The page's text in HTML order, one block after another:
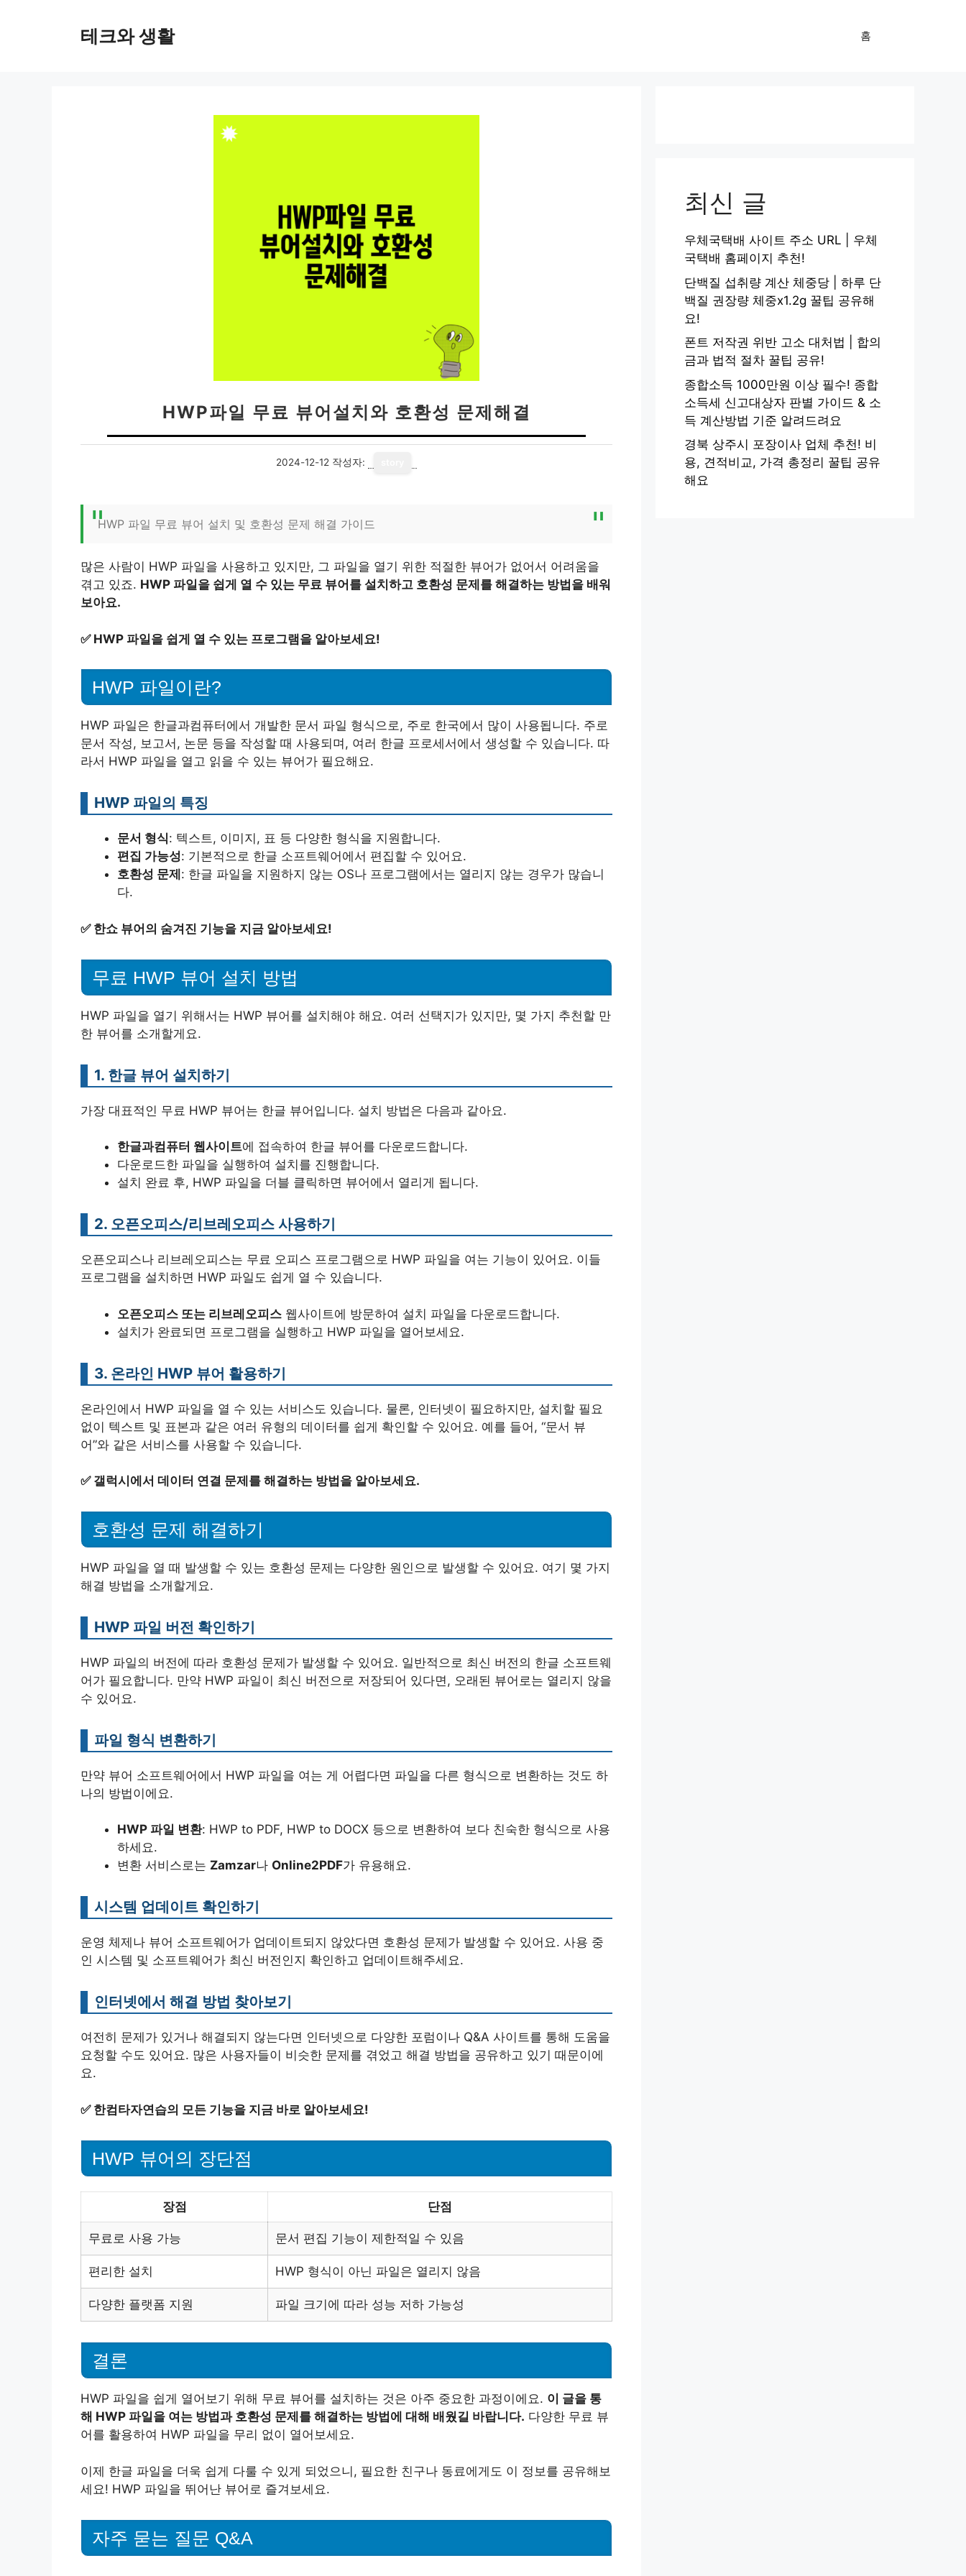
테크와 생활 홈
HWP파일 무료 뷰어설치와 호환성 문제해결
2024-12-12 작성자:
HWP 파일 무료 뷰어 설치 및 호환성 문제 해결 가이드
많은 사람이 HWP 파일을 사용하고 있지만, 그 파일을 열기 위한 적절한 뷰어가 없어서 어려움을
겪고 있죠. HWP 파일을 쉽게 열 수 있는 무료 뷰어를 설치하고 호환성 문제를 해결하는 방법을 배워
보아요.
✅ HWP 파일을 쉽게 열 수 있는 프로그램을 알아보세요!
HWP 파일이란?
HWP 파일은 한글과컴퓨터에서 개발한 문서 파일 형식으로, 주로 한국에서 많이 사용됩니다. 주로
문서 작성, 보고서, 논문 등을 작성할 때 사용되며, 여러 한글 프로세서에서 생성할 수 있습니다. 따
라서 HWP 파일을 열고 읽을 수 있는 뷰어가 필요해요.
HWP 파일의 특징
문서 형식: 텍스트, 이미지, 표 등 다양한 형식을 지원합니다.
편집 가능성: 기본적으로 한글 소프트웨어에서 편집할 수 있어요.
호환성 문제 : 한글 파일을 지원하지 않는 OS나 프로그램에서는 열리지 않는 경우가 많습니
다.
✅ 한쇼 뷰어의 숨겨진 기능을 지금 알아보세요!
무료 HWP 뷰어 설치 방법
HWP 파일을 열기 위해서는 HWP 뷰어를 설치해야 해요. 여러 선택지가 있지만, 몇 가지 추천할 만
한 뷰어를 소개할게요.
1. 한글 뷰어 설치하기
가장 대표적인 무료 HWP 뷰어는 한글 뷰어입니다. 설치 방법은 다음과 같아요.
한글과컴퓨터 웹사이트에 접속하여 한글 뷰어를 다운로드합니다.
다운로드한 파일을 실행하여 설치를 진행합니다.
설치 완료 후, HWP 파일을 더블 클릭하면 뷰어에서 열리게 됩니다.
2. 오픈오피스/리브레오피스 사용하기
오픈오피스나 리브레오피스는 무료 오피스 프로그램으로 HWP 파일을 여는 기능이 있어요. 이들
프로그램을 설치하면 HWP 파일도 쉽게 열 수 있습니다.
오픈오피스 또는 리브레오피스 웹사이트에 방문하여 설치 파일을 다운로드합니다.
설치가 완료되면 프로그램을 실행하고 HWP 파일을 열어보세요.
3. 온라인 HWP 뷰어 활용하기
온라인에서 HWP 파일을 열 수 있는 서비스도 있습니다. 물론, 인터넷이 필요하지만, 설치할 필요
없이 텍스트 및 표본과 같은 여러 유형의 데이터를 쉽게 확인할 수 있어요. 예를 들어, “문서 뷰
어”와 같은 서비스를 사용할 수 있습니다.
✅ 갤럭시에서 데이터 연결 문제를 해결하는 방법을 알아보세요.
호환성 문제 해결하기
HWP 파일을 열 때 발생할 수 있는 호환성 문제는 다양한 원인으로 발생할 수 있어요. 여기 몇 가지
해결 방법을 소개할게요.
HWP 파일 버전 확인하기
HWP 파일의 버전에 따라 호환성 문제가 발생할 수 있어요. 일반적으로 최신 버전의 한글 소프트웨
어가 필요합니다. 만약 HWP 파일이 최신 버전으로 저장되어 있다면, 오래된 뷰어로는 열리지 않을
수 있어요.
파일 형식 변환하기
만약 뷰어 소프트웨어에서 HWP 파일을 여는 게 어렵다면 파일을 다른 형식으로 변환하는 것도 하
나의 방법이에요.
HWP 파일 변환: HWP to PDF, HWP to DOCX 등으로 변환하여 보다 친숙한 형식으로 사용
하세요.
변환 서비스로는 Zamzar나 Online2PDF가 유용해요.
시스템 업데이트 확인하기
운영 체제나 뷰어 소프트웨어가 업데이트되지 않았다면 호환성 문제가 발생할 수 있어요. 사용 중
인 시스템 및 소프트웨어가 최신 버전인지 확인하고 업데이트해주세요.
인터넷에서 해결 방법 찾아보기
여전히 문제가 있거나 해결되지 않는다면 인터넷으로 다양한 포럼이나 Q&A 사이트를 통해 도움을
요청할 수도 있어요. 많은 사용자들이 비슷한 문제를 겪었고 해결 방법을 공유하고 있기 때문이에
요.
✅ 한컴타자연습의 모든 기능을 지금 바로 알아보세요!
HWP 뷰어의 장단점
장점 단점
무료로 사용 가능 문서 편집 기능이 제한적일 수 있음
편리한 설치 HWP 형식이 아닌 파일은 열리지 않음
다양한 플랫폼 지원 파일 크기에 따라 성능 저하 가능성
결론
HWP 파일을 쉽게 열어보기 위해 무료 뷰어를 설치하는 것은 아주 중요한 과정이에요. 이 글을 통
해 HWP 파일을 여는 방법과 호환성 문제를 해결하는 방법에 대해 배웠길 바랍니다. 다양한 무료 뷰
어를 활용하여 HWP 파일을 무리 없이 열어보세요.
이제 한글 파일을 더욱 쉽게 다룰 수 있게 되었으니, 필요한 친구나 동료에게도 이 정보를 공유해보
세요! HWP 파일을 뛰어난 뷰어로 즐겨보세요.
자주 묻는 질문 Q&A
최신 글
우체국택배 사이트 주소 URL | 우체
국택배 홈페이지 추천!
단백질 섭취량 계산 체중당 | 하루 단
백질 권장량 체중x1.2g 꿀팁 공유해
요!
폰트 저작권 위반 고소 대처법 | 합의
금과 법적 절차 꿀팁 공유!
종합소득 1000만원 이상 필수! 종합
소득세 신고대상자 판별 가이드 & 소
득 계산방법 기준 알려드려요
경북 상주시 포장이사 업체 추천! 비
용, 견적비교, 가격 총정리 꿀팁 공유
해요